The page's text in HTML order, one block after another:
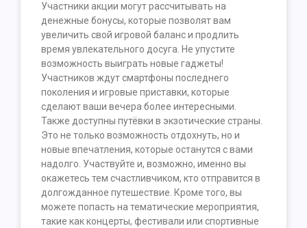
Участники акции могут рассчитывать на
денежные бонусы, которые позволят вам
увеличить свой игровой баланс и продлить
время увлекательного досуга. Не упустите
возможность выиграть новые гаджеты!
Участников ждут смартфоны последнего
поколения и игровые приставки, которые
сделают ваши вечера более интересными.
Также доступны путёвки в экзотические страны.
Это не только возможность отдохнуть, но и
новые впечатления, которые останутся с вами
надолго. Участвуйте и, возможно, именно вы
окажетесь тем счастливчиком, кто отправится в
долгожданное путешествие. Кроме того, вы
можете попасть на тематические мероприятия,
такие как концерты, фестивали или спортивные